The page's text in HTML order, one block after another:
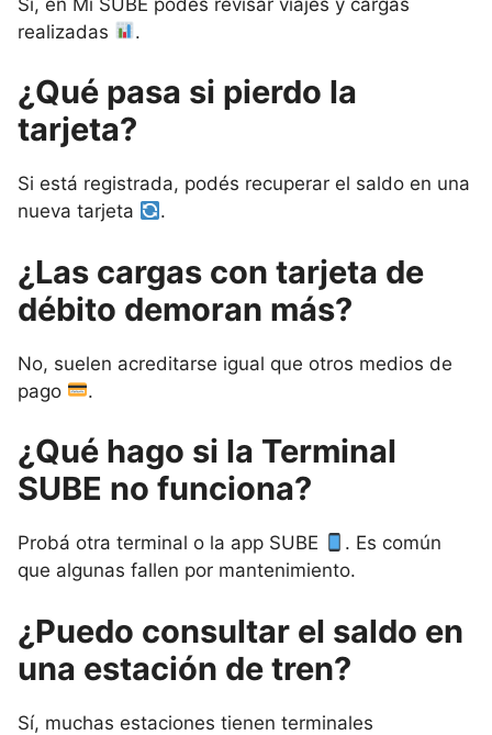
realizadas
.
¿Qué pasa si pierdo la
tarjeta?
Si está registrada, podés recuperar el saldo en una
nueva tarjeta
.
¿Las cargas con tarjeta de
débito demoran más?
No, suelen acreditarse igual que otros medios de
pago
.
¿Qué hago si la Terminal
SUBE no funciona?
Probá otra terminal o la app SUBE
. Es común
que algunas fallen por mantenimiento.
¿Puedo consultar el saldo en
una estación de tren?
Sí, muchas estaciones tienen terminales